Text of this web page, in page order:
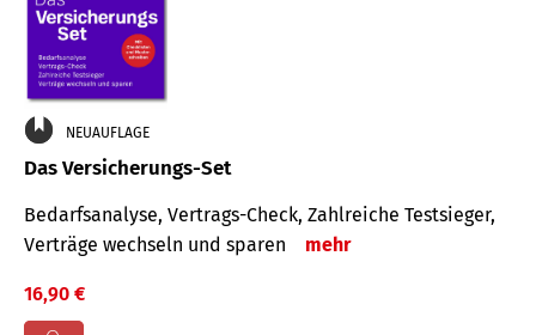
NEUAUFLAGE
Das Versicherungs-Set
Bedarfsanalyse, Vertrags-Check, Zahlreiche Testsieger,
Verträge wechseln und sparen
mehr
16,90 €